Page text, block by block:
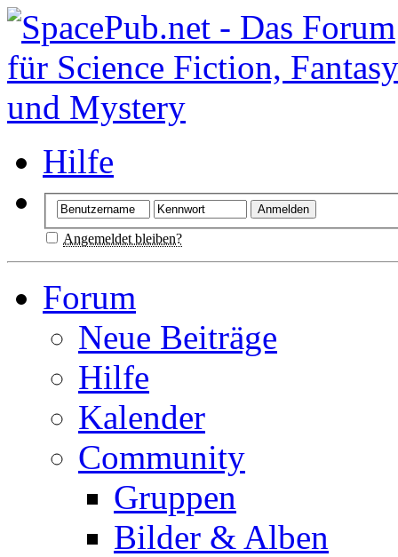
Hilfe
Angemeldet bleiben?
Forum
Neue Beiträge
Hilfe
Kalender
Community
Gruppen
Bilder & Alben